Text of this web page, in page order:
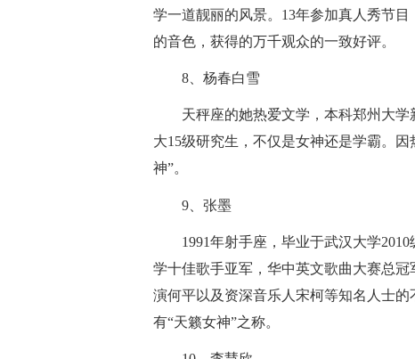
学一道靓丽的风景。13年参加真人秀节
的音色，获得的万千观众的一致好评。
8、杨春白雪
天秤座的她热爱文学，本科郑州大
大15级研究生，不仅是女神还是学霸。
神”。
9、张墨
1991年射手座，毕业于武汉大学
学十佳歌手亚军，华中英文歌曲大赛总
演何平以及资深音乐人宋柯等知名人士
有“天籁女神”之称。